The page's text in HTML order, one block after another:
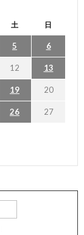
土 日
5 6
12 13
19 20
26 27